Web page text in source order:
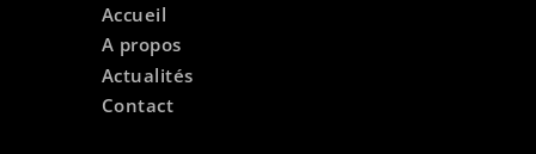
Accueil
A propos
Actualités
Contact